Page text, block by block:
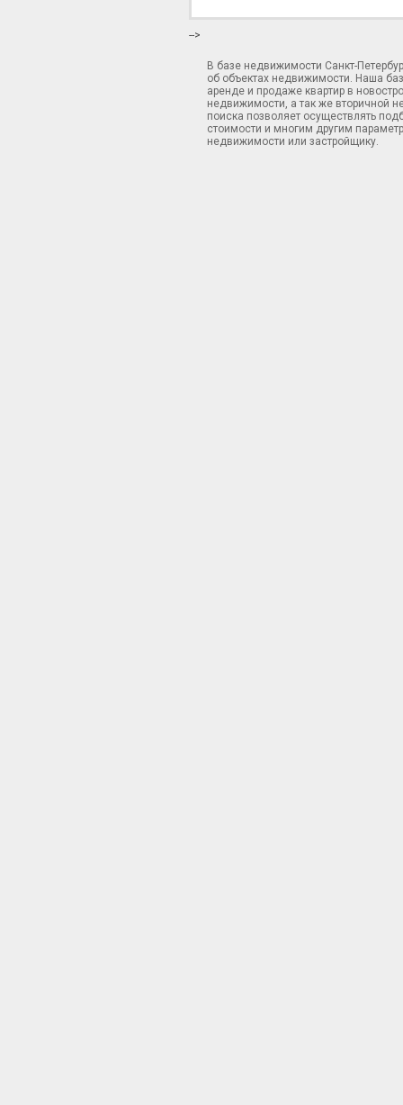
-->
В базе недвижимости Санкт-
об объектах недвижимости. Наша
аренде и продаже квартир в
недвижимости, а так же вторичной
поиска позволяет осуществлять
стоимости и многим другим
недвижимости или застройщику.